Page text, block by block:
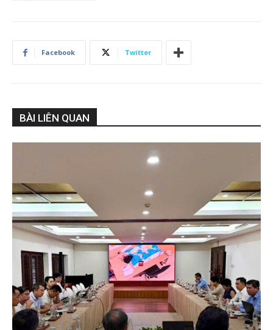
Facebook Twitter
BÀI LIÊN QUAN